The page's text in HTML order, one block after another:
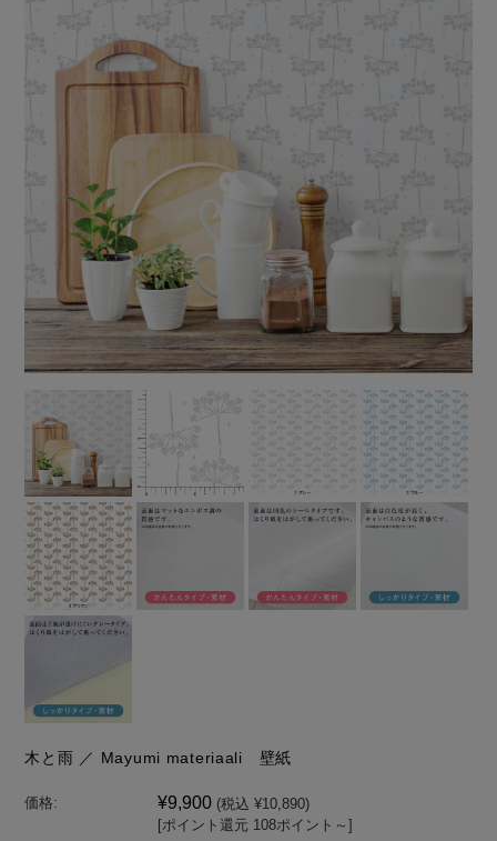
木と雨 ／ Mayumi materiaali 壁紙
価格: ¥9,900 (税込 ¥10,890)
[ポイント還元 108ポイント～]